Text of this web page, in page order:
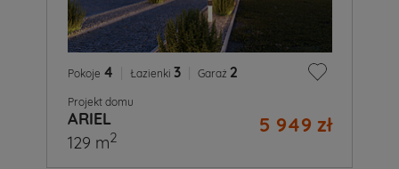
Pokoje 4 Łazienki 3 Garaż 2
Projekt domu
ARIEL 5 949 zł
129 m2